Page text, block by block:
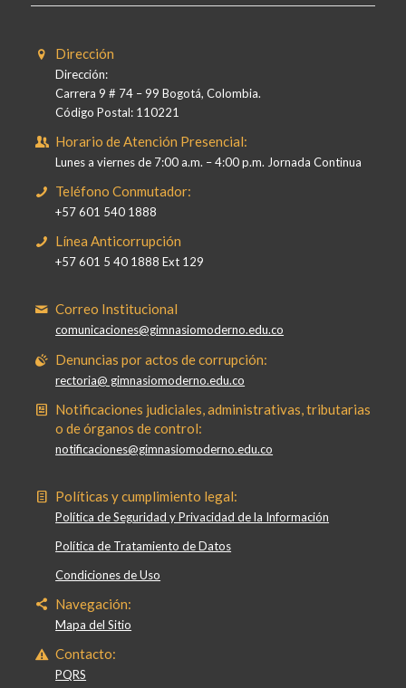
Dirección
Dirección:
Carrera 9 # 74 – 99 Bogotá, Colombia.
Código Postal: 110221
Horario de Atención Presencial:
Lunes a viernes de 7:00 a.m. – 4:00 p.m. Jornada Continua
Teléfono Conmutador:
+57 601 540 1888
Línea Anticorrupción
+57 601 5 40 1888 Ext 129
Correo Institucional
comunicaciones@gimnasiomoderno.edu.co
Denuncias por actos de corrupción:
rectoria@ gimnasiomoderno.edu.co
Notificaciones judiciales, administrativas, tributarias
o de órganos de control:
notificaciones@gimnasiomoderno.edu.co
Políticas y cumplimiento legal:
Política de Seguridad y Privacidad de la Información
Política de Tratamiento de Datos
Condiciones de Uso
Navegación:
Mapa del Sitio
Contacto:
PQRS